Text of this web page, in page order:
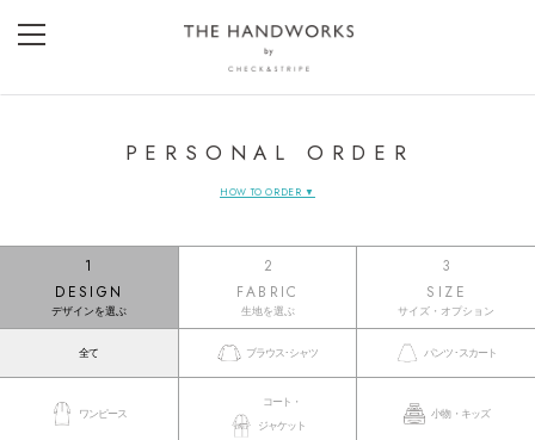
PERSONAL ORDER
HOW TO ORDER ▼
1
DESIGN
デザインを選ぶ
2
FABRIC
生地を選ぶ
3
SIZE
サイズ・オプション
全て ブラウス･シャツ パンツ･スカート
ワンピース
コート・
ジャケット
小物・キッズ